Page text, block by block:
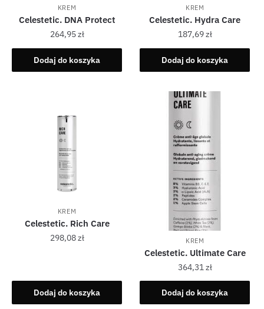
KREM
Celestetic. DNA Protect
264,95zł
Dodaj do koszyka
KREM
Celestetic. Hydra Care
187,69zł
Dodaj do koszyka
KREM
Celestetic. Rich Care
298,08zł
Dodaj do koszyka
KREM
Celestetic. Ultimate Care
364,31 zł
Dodaj do koszyka